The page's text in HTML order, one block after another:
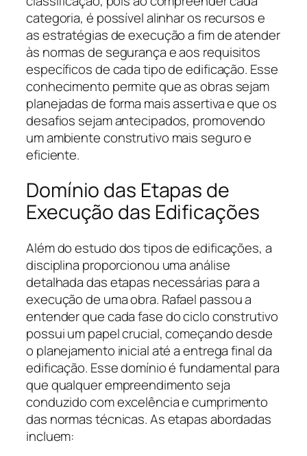
categoria, é possível alinhar os recursos e
as estratégias de execução a fim de atender
às normas de segurança e aos requisitos
específicos de cada tipo de edificação. Esse
conhecimento permite que as obras sejam
planejadas de forma mais assertiva e que os
desafios sejam antecipados, promovendo
um ambiente construtivo mais seguro e
eficiente.
Domínio das Etapas de
Execução das Edificações
Além do estudo dos tipos de edificações, a
disciplina proporcionou uma análise
detalhada das etapas necessárias para a
execução de uma obra. Rafael passou a
entender que cada fase do ciclo construtivo
possui um papel crucial, começando desde
o planejamento inicial até a entrega final da
edificação. Esse domínio é fundamental para
que qualquer empreendimento seja
conduzido com excelência e cumprimento
das normas técnicas. As etapas abordadas
incluem: